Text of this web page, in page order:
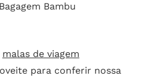
Bambu
malas de viagem
para conferir nossa